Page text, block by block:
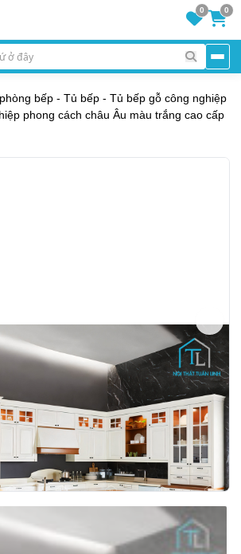
0 0
bếp - Tủ bếp - Tủ bếp gỗ công nghiệp
phong cách châu Âu màu trắng cao cấp